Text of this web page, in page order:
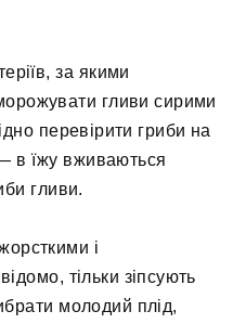
за якими
гливи сирими
перевірити гриби на
в їжу вживаються
гливи.
і
тільки зіпсують
молодий плід,